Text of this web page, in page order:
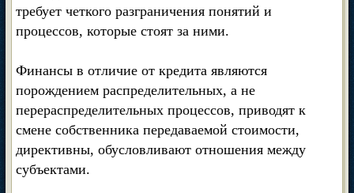
требует четкого разграничения понятий и
процессов, которые стоят за ними.
Финансы в отличие от кредита являются
порождением распределительных, а не
перераспределительных процессов, приводят к
смене собственника передаваемой стоимости,
директивны, обусловливают отношения между
субъектами.